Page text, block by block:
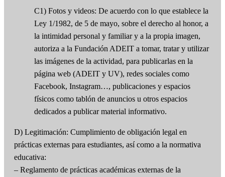
C1) Fotos y videos: De acuerdo con lo que establece la
Ley 1/1982, de 5 de mayo, sobre el derecho al honor, a
la intimidad personal y familiar y a la propia imagen,
autoriza a la Fundación ADEIT a tomar, tratar y utilizar
las imágenes de la actividad, para publicarlas en la
página web (ADEIT y UV), redes sociales como
Facebook, Instagram…, publicaciones y espacios
físicos como tablón de anuncios u otros espacios
dedicados a publicar material informativo.
D) Legitimación: Cumplimiento de obligación legal en
prácticas externas para estudiantes, así como a la normativa
educativa:
– Reglamento de prácticas académicas externas de la